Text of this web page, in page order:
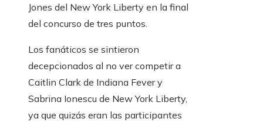
Jones del New York Liberty en la final
del concurso de tres puntos.
Los fanáticos se sintieron
decepcionados al no ver competir a
Caitlin Clark de Indiana Fever y
Sabrina Ionescu de New York Liberty,
ya que quizás eran las participantes